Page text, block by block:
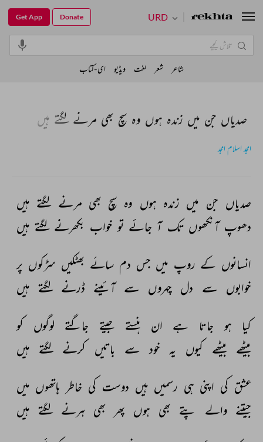
صدیاں جن میں زندہ ہوں وہ سچ بھی مرنے لگتے ہیں
امجد اسلام امجد
صدیاں جن میں زندہ ہوں وہ سچ بھی مرنے لگتے ہیں
دھوپ آنکھوں تک آ جائے تو خواب بکھرنے لگتے ہیں
انسانوں کے روپ میں جس دم سائے بھٹکیں سڑکوں پر
خوابوں سے دل چہروں سے آئینے ڈرنے لگتے ہیں
کیا ہو جاتا ہے ان ہنستے جیتے جاگتے لوگوں
کو
بیٹھے بیٹھے کیوں یہ خود سے باتیں کرنے لگتے ہیں
عشق کی اپنی ہی رسمیں ہیں دوست کی خاطر ہاتھوں میں
جیتنے والے پتے بھی ہوں پھر بھی ہرنے لگتے ہیں
URD
Get App Donate
شاعر شعر لغت ویڈیو ای-کتاب